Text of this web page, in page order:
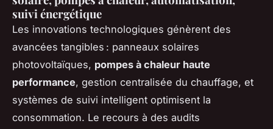
suivi énergétique
Les innovations technologiques génèrent des
avancées tangibles : panneaux solaires
photovoltaïques, pompes à chaleur haute
performance, gestion centralisée du chauffage, et
systèmes de suivi intelligent optimisent la
consommation. Le recours à des audits